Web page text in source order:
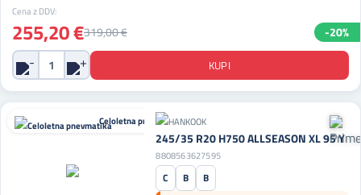
Cena z DDV:
255,20 €319,00 € -20%
Celoletna pnevmatika
245/35 R20 H750 ALLSEASON XL 95 Y
8808563627595
C B
B